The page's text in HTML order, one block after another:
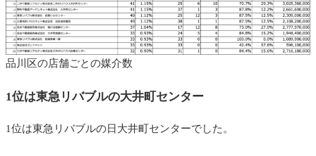
品川区の店舗ごとの媒介数
1位は東急リバブルの大井町センター
1位は東急リバブルの日大井町センターでした。